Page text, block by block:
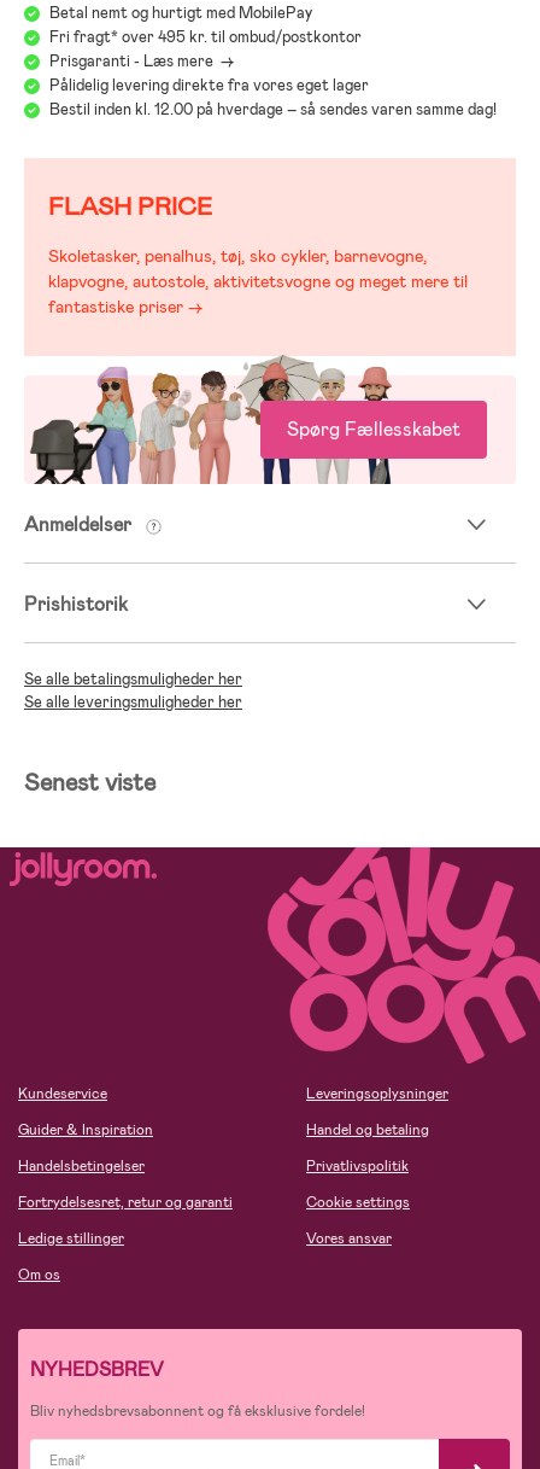
Betal nemt og hurtigt med MobilePay
Fri fragt* over 495 kr. til ombud/postkontor
Prisgaranti - Læs mere ->
Pålidelig levering direkte fra vores eget lager
Bestil inden kl. 12.00 på hverdage – så sendes varen samme dag!
FLASH PRICE
Skoletasker, penalhus, tøj, sko cykler, barnevogne,
klapvogne, autostole, aktivitetsvogne og meget mere til
fantastiske priser →
Spørg Fællesskabet
Anmeldelser
Prishistorik
Se alle betalingsmuligheder her
Se alle leveringsmuligheder her
Senest viste
Kundeservice
Guider & Inspiration
Handelsbetingelser
Fortrydelsesret, retur og garanti
Ledige stillinger
Om os
Leveringsoplysninger
Handel og betaling
Privatlivspolitik
Cookie settings
Vores ansvar
NYHEDSBREV
Bliv nyhedsbrevsabonnent og få eksklusive fordele!
Email*